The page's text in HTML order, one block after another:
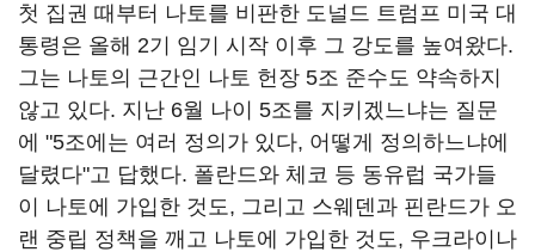
첫 집권 때부터 나토를 비판한 도널드 트럼프 미국 대
통령은 올해 2기 임기 시작 이후 그 강도를 높여왔다.
그는 나토의 근간인 나토 헌장 5조 준수도 약속하지
않고 있다. 지난 6월 나이 5조를 지키겠느냐는 질문
에 "5조에는 여러 정의가 있다, 어떻게 정의하느냐에
달렸다"고 답했다. 폴란드와 체코 등 동유럽 국가들
이 나토에 가입한 것도, 그리고 스웨덴과 핀란드가 오
랜 중립 정책을 깨고 나토에 가입한 것도, 우크라이나